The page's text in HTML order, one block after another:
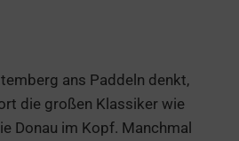
ans Paddeln denkt,
die großen Klassiker wie
Donau im Kopf. Manchmal